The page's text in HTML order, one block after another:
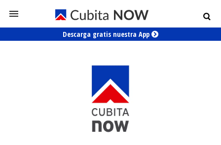
Descarga gratis nuestra App